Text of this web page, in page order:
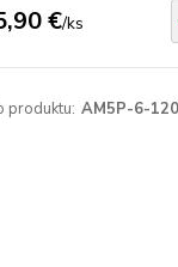
€/ks
produktu: AM5P-6-